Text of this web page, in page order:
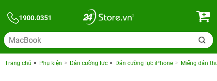
1900.0351
Trang chủ Phụ kiện Dán cường lực Dán cường lực iPhone Miếng dán